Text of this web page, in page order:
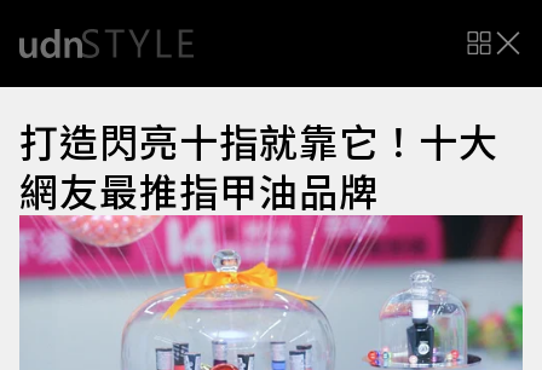
打造閃亮十指就靠它！十大
網友最推指甲油品牌